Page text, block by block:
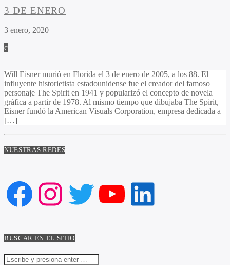
3 DE ENERO
3 enero, 2020
Will Eisner murió en Florida el 3 de enero de 2005, a los 88. El
influyente historietista estadounidense fue el creador del famoso
personaje The Spirit en 1941 y popularizó el concepto de novela
gráfica a partir de 1978. Al mismo tiempo que dibujaba The Spirit,
Eisner fundó la American Visuals Corporation, empresa dedicada a
[…]
NUESTRAS REDES
Facebook
Instagram
Twitter
YouTube
LinkedIn
BUSCAR EN EL SITIO